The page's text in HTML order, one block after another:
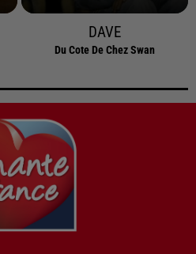
DAVE
Du Cote De Chez Swan